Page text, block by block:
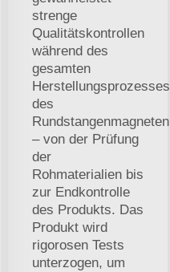
strenge
Qualitätskontrollen
während des
gesamten
Herstellungsprozesses
des
Rundstangenmagneten
– von der Prüfung
der
Rohmaterialien bis
zur Endkontrolle
des Produkts. Das
Produkt wird
rigorosen Tests
unterzogen, um